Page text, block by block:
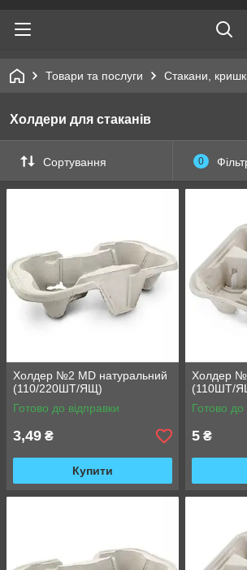
Товари та послуги Стакани,
Холдери для стаканів
Сортування 0
Холдер №2 MD натуральний
(110/220ШТ/ЯЩ)
Готово до відправки
3,49 ₴
Купити
Холдер
(110ШТ/
Готово до
5 ₴